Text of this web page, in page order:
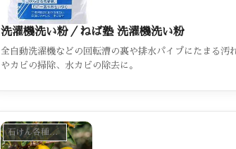
洗濯機洗い粉／ねば塾 洗濯機洗い粉
全自動洗濯機などの回転漕の裏や排水パイプにたまる汚
やカビの掃除、水カビの除去に。
石けん各種（カテゴリー一覧）